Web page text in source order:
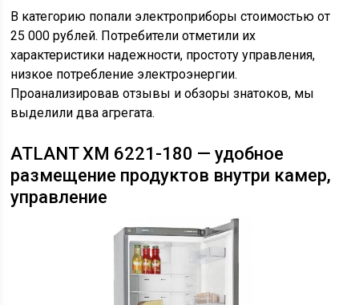
В категорию попали электроприборы стоимостью от
25 000 рублей. Потребители отметили их
характеристики надежности, простоту управления,
низкое потребление электроэнергии.
Проанализировав отзывы и обзоры знатоков, мы
выделили два агрегата.
ATLANT ХМ 6221-180 — удобное
размещение продуктов внутри камер,
управление